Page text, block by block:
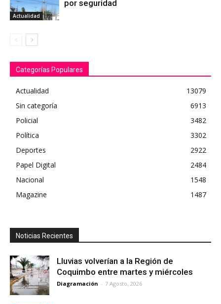
Actualidad
por seguridad
Categorías Populares
Actualidad
13079
Sin categoría
6913
Policial
3482
Política
3302
Deportes
2922
Papel Digital
2484
Nacional
1548
Magazine
1487
Noticias Recientes
Lluvias volverían a la Región de
Coquimbo entre martes y miércoles
Diagramación - 7 Agosto, 2026